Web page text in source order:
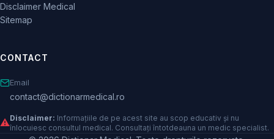
Disclaimer Medical
Sitemap
CONTACT
Email
contact@dictionarmedical.ro
⚠️Disclaimer: Informațiile de pe acest site au scop educativ și nu
înlocuiesc consultul medical. Consultați întotdeauna un medic specialist.